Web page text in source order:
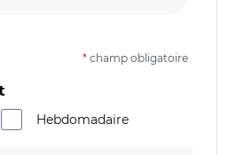
* champ obligatoire
Hebdomadaire